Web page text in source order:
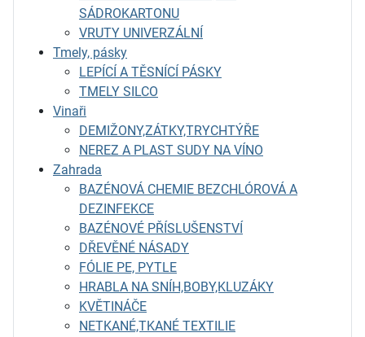
SÁDROKARTONU
VRUTY UNIVERZÁLNÍ
Tmely, pásky
LEPÍCÍ A TĚSNÍCÍ PÁSKY
TMELY SILCO
Vinaři
DEMIŽONY,ZÁTKY,TRYCHTÝŘE
NEREZ A PLAST SUDY NA VÍNO
Zahrada
BAZÉNOVÁ CHEMIE BEZCHLÓROVÁ A
DEZINFEKCE
BAZÉNOVÉ PŘÍSLUŠENSTVÍ
DŘEVĚNÉ NÁSADY
FÓLIE PE, PYTLE
HRABLA NA SNÍH,BOBY,KLUZÁKY
KVĚTINÁČE
NETKANÉ,TKANÉ TEXTILIE